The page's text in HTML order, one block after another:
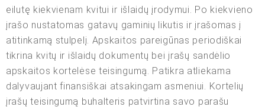
eilutę kiekvienam kvitui ir išlaidų įrodymui. Po kiekvieno
įrašo nustatomas gatavų gaminių likutis ir įrašomas į
atitinkamą stulpelį. Apskaitos pareigūnas periodiškai
tikrina kvitų ir išlaidų dokumentų bei įrašų sandėlio
apskaitos kortelėse teisingumą. Patikra atliekama
dalyvaujant finansiškai atsakingam asmeniui. Kortelių
įrašų teisingumą buhalteris patvirtina savo parašu